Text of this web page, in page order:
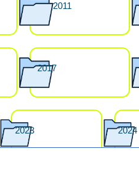
2011
2017
2023 2024